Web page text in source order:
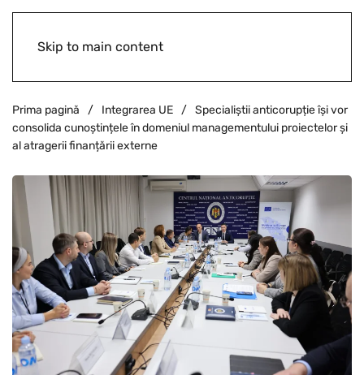
Skip to main content
Prima pagină Integrarea UE
Specialiștii anticorupție își vor
consolida cunoștințele în domeniul managementului proiectelor și
al atragerii finanțării externe